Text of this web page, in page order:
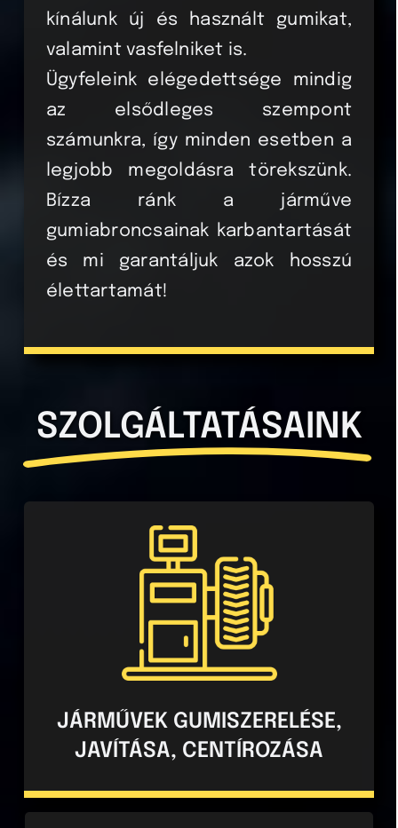
kínálunk új és használt gumikat,
valamint vasfelniket is.
Ügyfeleink elégedettsége mindig
az elsődleges szempont
számunkra, így minden esetben a
legjobb megoldásra törekszünk.
Bízza ránk a járműve
gumiabroncsainak karbantartását
és mi garantáljuk azok hosszú
élettartamát!
SZOLGÁLTATÁSAINK
JÁRMŰVEK GUMISZERELÉSE,
JAVÍTÁSA, CENTÍROZÁSA
Gumiszerelés, javítás és centírozás
szolgáltatásunkkal garantáljuk, hogy
járművének kerekei biztonságosan és
hosszú élettartammal szolgáljanak, legyen
szó személyautóról, kisteherautóról vagy